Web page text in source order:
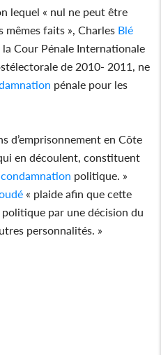
lequel « nul ne peut être
mêmes faits », Charles Blé
Cour Pénale Internationale
de 2010- 2011, ne
pénale pour les
d’emprisonnement en Côte
en découlent, constituent
condamnation politique. »
« plaide afin que cette
par une décision du
personnalités. »